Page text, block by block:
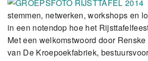
stemmen, netwerken, workshops en
in een notendop hoe het
Met een welkomstwoord door
van De Kroepoekfabriek,